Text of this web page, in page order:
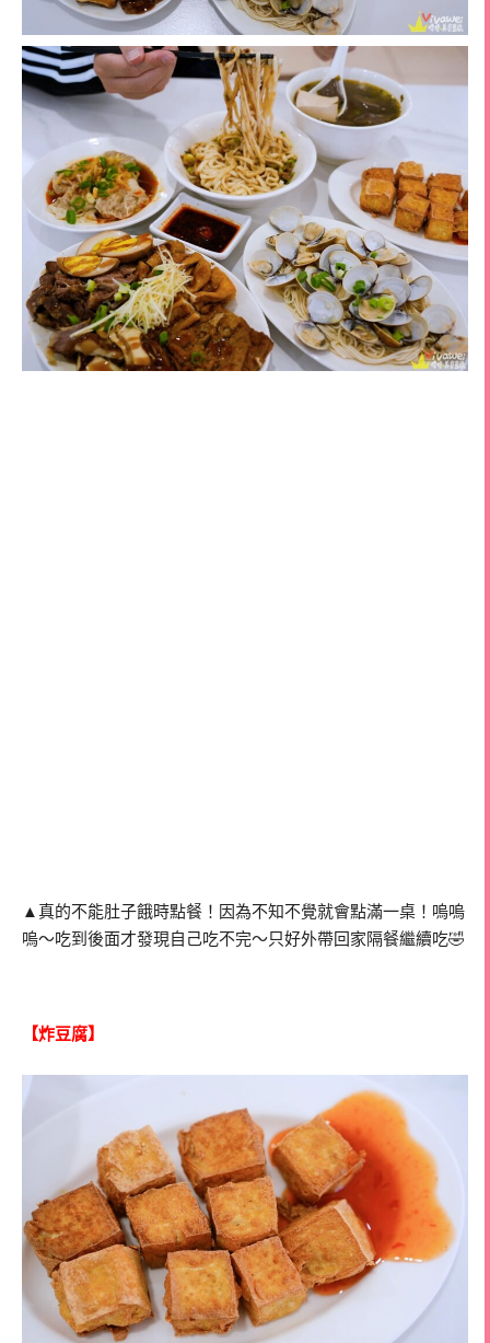
▲真的不能肚子餓時點餐！因為不知不覺就會點滿一桌！嗚嗚
嗚～吃到後面才發現自己吃不完～只好外帶回家隔餐繼續吃🤣
【炸豆腐】